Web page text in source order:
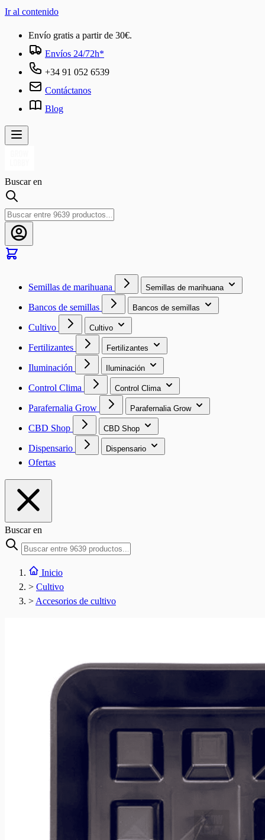
Ir al contenido
Envío gratis a partir de 30€.
Envíos 24/72h*
+34 91 052 6539
Contáctanos
Blog
Buscar en
Semillas de marihuana Semillas de marihuana
Bancos de semillas Bancos de semillas
Cultivo Cultivo
Fertilizantes Fertilizantes
Iluminación Iluminación
Control Clima Control Clima
Parafernalia Grow Parafernalia Grow
CBD Shop CBD Shop
Dispensario Dispensario
Ofertas
Buscar en
Inicio
> Cultivo
> Accesorios de cultivo